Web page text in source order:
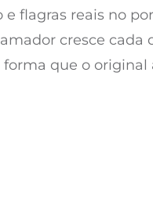
flagras reais no
cresce
que o